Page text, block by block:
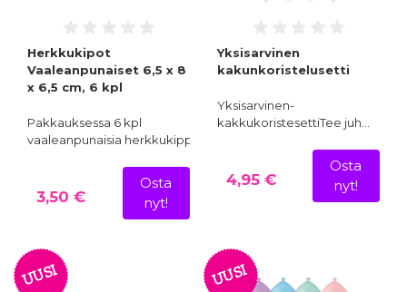
Herkkukipot
Vaaleanpunaiset 6,5 x 8
x 6,5 cm, 6 kpl
Pakkauksessa 6 kpl
vaaleanpunaisia herkkukippoja…
3,50 €
Osta
nyt!
Yksisarvinen
kakunkoristelusetti
Yksisarvinen-
kakkukoristesettiTee juh…
4,95 €
Osta
nyt!
UUSI UUSI